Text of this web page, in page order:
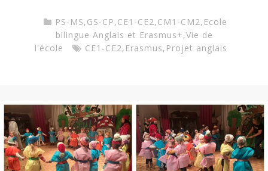
PS-MS,GS-CP,CE1-CE2,CM1-CM2, Ecole
bilingue Anglais et Erasmus+,Vie de
l'école
CE1-CE2, Erasmus, Projet anglais